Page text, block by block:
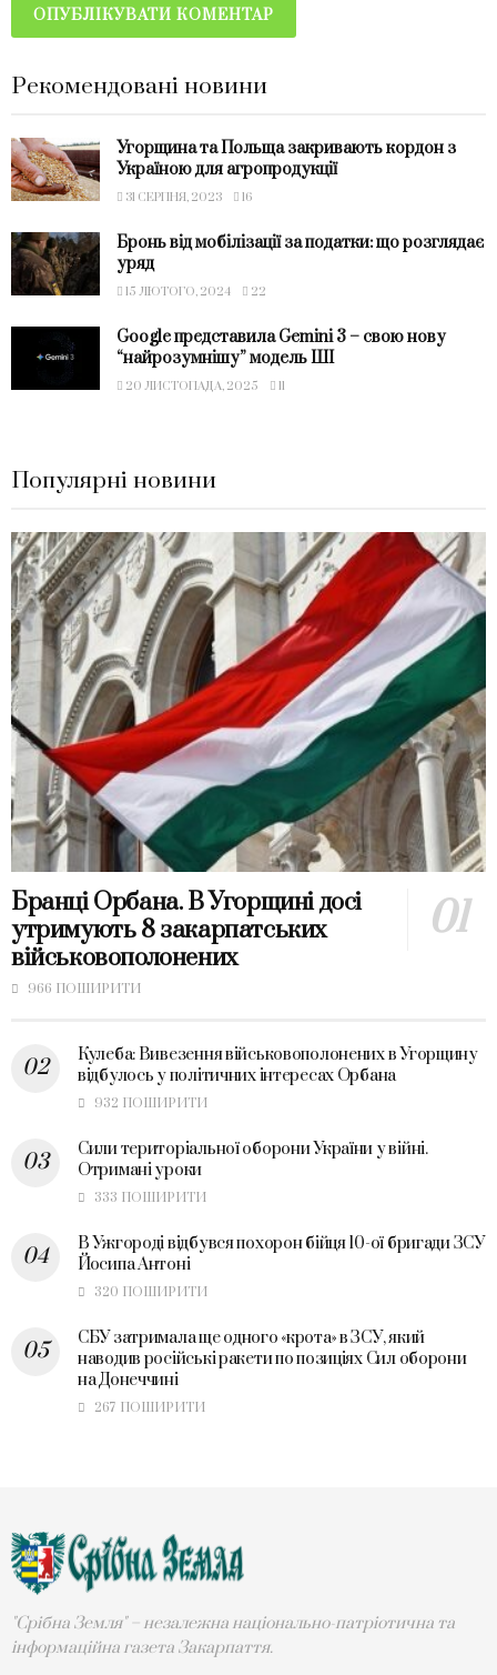
Рекомендовані новини
Угорщина та Польща закривають кордон з
Україною для агропродукції
31 СЕРПНЯ, 2023 16
Бронь від мобілізації за податки: що розглядає
уряд
15 ЛЮТОГО, 2024 22
Google представила Gemini 3 – свою нову
“найрозумнішу” модель ШІ
20 ЛИСТОПАДА, 2025 11
Популярні новини
Бранці Орбана. В Угорщині досі
утримують 8 закарпатських
військовополонених
966 ПОШИРИТИ
Кулеба: Вивезення військовополонених в Угорщину
відбулось у політичних інтересах Орбана
932 ПОШИРИТИ
Сили територіальної оборони України у війні.
Отримані уроки
333 ПОШИРИТИ
В Ужгороді відбувся похорон бійця 10-ої бригади ЗСУ
Йосипа Антоні
320 ПОШИРИТИ
СБУ затримала ще одного «крота» в ЗСУ, який
наводив російські ракети по позиціях Сил оборони
на Донеччині
267 ПОШИРИТИ
"Срібна Земля" – незалежна національно-патріотична та
інформаційна газета Закарпаття.